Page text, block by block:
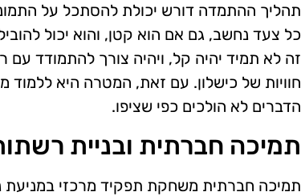
תהליך ההתמדה דורש יכולת להסתכל על
כל צעד נחשב, גם אם הוא קטן, והוא יכול
זה לא תמיד יהיה קל, ויהיה צורך להתמודד עם
חוויות של כישלון. עם זאת, המטרה היא ללמוד
הדברים לא הולכים כפי שציפו.
תמיכה חברתית ובניית
תמיכה חברתית משחקת תפקיד מרכזי במניעת